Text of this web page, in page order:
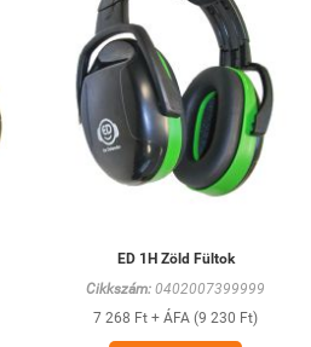
ED 1H Zöld Fültok
Cikkszám: 0402007399999
7 268 Ft + ÁFA (9 230 Ft)